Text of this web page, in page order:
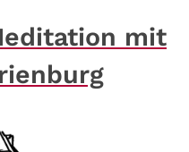
mit